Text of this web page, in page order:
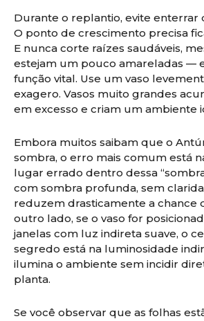
Durante o replantio, evite enterrar
O ponto de crescimento precisa
E nunca corte raízes saudáveis,
estejam um pouco amareladas —
função vital. Use um vaso
exagero. Vasos muito grandes
em excesso e criam um ambiente
Embora muitos saibam que o
sombra, o erro mais comum está
lugar errado dentro dessa
com sombra profunda, sem
reduzem drasticamente a chance
outro lado, se o vaso for
janelas com luz indireta suave, o
segredo está na luminosidade
ilumina o ambiente sem incidir
planta.
Se você observar que as folhas